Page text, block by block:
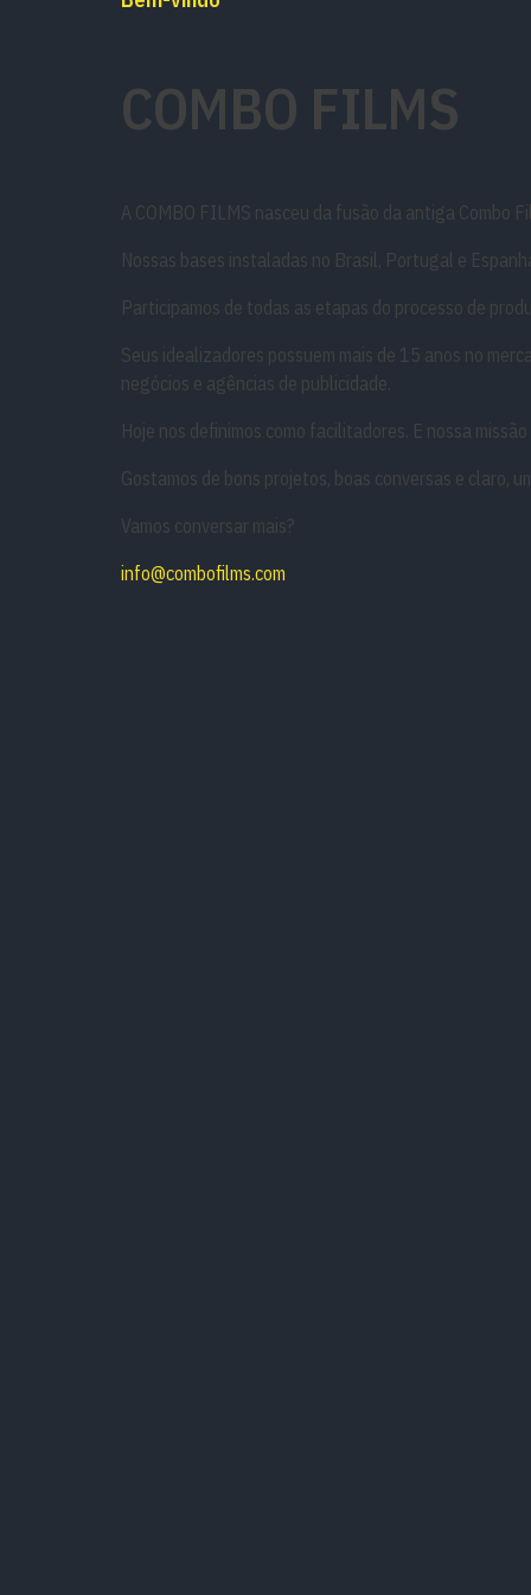
COMBO FILMS
A COMBO FILMS nasceu da fusão da antiga Combo
Nossas bases instaladas no Brasil, Portugal e
Participamos de todas as etapas do processo de
Seus idealizadores possuem mais de 15 anos no
negócios e agências de publicidade.
Hoje nos definimos como facilitadores. E nossa
Gostamos de bons projetos, boas conversas e claro,
Vamos conversar mais?
info@combofilms.com